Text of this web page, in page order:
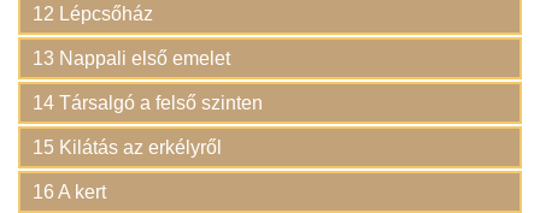
12 Lépcsőház
13 Nappali első emelet
14 Társalgó a felső szinten
15 Kilátás az erkélyről
16 A kert